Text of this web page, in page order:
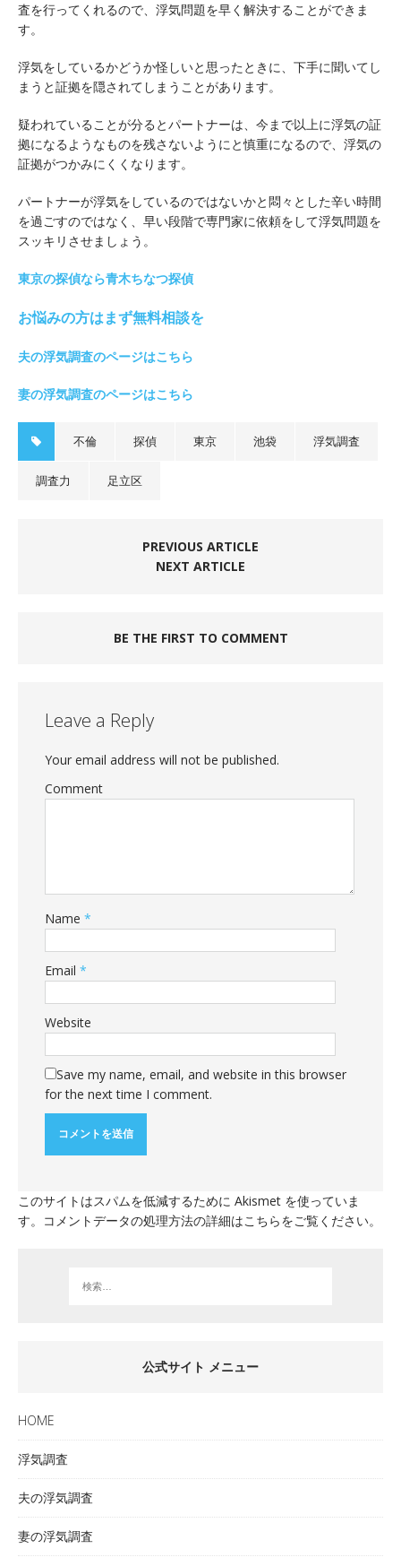
査を行ってくれるので、浮気問題を早く解決することができま
す。
浮気をしているかどうか怪しいと思ったときに、下手に聞いてし
まうと証拠を隠されてしまうことがあります。
疑われていることが分るとパートナーは、今まで以上に浮気の証
拠になるようなものを残さないようにと慎重になるので、浮気の
証拠がつかみにくくなります。
パートナーが浮気をしているのではないかと悶々とした辛い時間
を過ごすのではなく、早い段階で専門家に依頼をして浮気問題を
スッキリさせましょう。
東京の探偵なら青木ちなつ探偵
お悩みの方はまず無料相談を
夫の浮気調査のページはこちら
妻の浮気調査のページはこちら
不倫 探偵 東京 池袋 浮気調査
調査力 足立区
PREVIOUS ARTICLE
NEXT ARTICLE
BE THE FIRST TO COMMENT
Leave a Reply
Your email address will not be published.
Comment
Name *
Email *
Website
Save my name, email, and website in this browser
for the next time I comment.
このサイトはスパムを低減するために Akismet を使っていま
す。 コメントデータの処理方法の詳細はこちらをご覧ください。
公式サイト メニュー
HOME
浮気調査
夫の浮気調査
妻の浮気調査